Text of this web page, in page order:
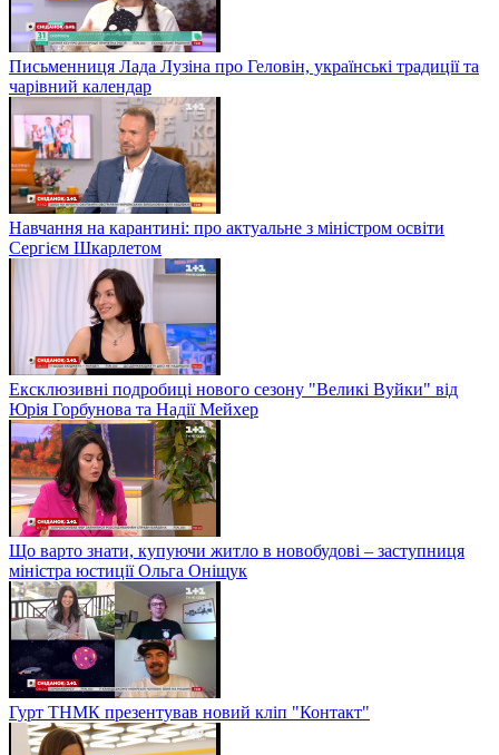
Письменниця Лада Лузіна про Геловін, українські традиції та
чарівний календар
Навчання на карантині: про актуальне з міністром освіти
Сергієм Шкарлетом
Ексклюзивні подробиці нового сезону "Великі Вуйки" від
Юрія Горбунова та Надії Мейхер
Що варто знати, купуючи житло в новобудові – заступниця
міністра юстиції Ольга Оніщук
Гурт ТНМК презентував новий кліп "Контакт"